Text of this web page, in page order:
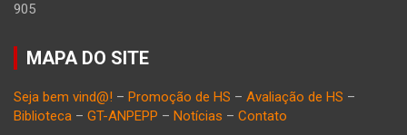
905
MAPA DO SITE
Seja bem vind@! – Promoção de HS – Avaliação de HS –
Biblioteca – GT-ANPEPP – Notícias – Contato